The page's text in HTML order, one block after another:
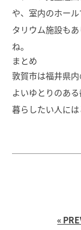
や、室内のホー
タリウム施設も
ね。
まとめ
敦賀市は福井県
よいゆとりのあ
暮らしたい人には
«